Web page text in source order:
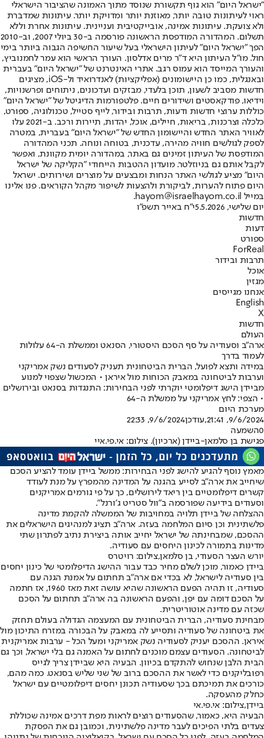
"ישראל היום" הוא גוף תקשורת שנוסד מתוך האמונה שהציבור הישראלי
ראוי לעיתונות טובה יותר, מאוזנת יותר ומדויקת יותר. עיתונות שמדברת
ולא צועקת. עיתונות אמינה, אובייקטיבית ועניינית. עיתונות אחרת וללא
תשלום. המהדורה המודפסת הראשונה פורסמה ב-30 ביולי 2007, וב-2010
הפך "ישראל היום" לעיתון הישראלי בעל שיעור החשיפה הגבוה ביותר בימי
חול. מו"ל העיתון היא ד"ר מרים אדלסון. העורך הראשי הוא עמר לחמנוביץ,
והעורך המייסד הוא עמוס רגב. אתרי האינטרנט של "ישראל היום" בעברית
ובאנגלית, כמו כן היישומונים (אפליקציות) לאנדרואיד ול-iOS, מציגים
חדשות מסביב לשעון, תוכן בלעדי, מבזקים ועדכונים, ניתוחים ופרשנויות,
וידיאו, פודקאסטים ושידורים חיים. פלטפורמות הדיגיטל של "ישראל היום"
כוללות ערוצי חדשות ודעות, תרבות ובידור, לייף סטייל, טכנולוגיה, ספורט,
כלכלה וצרכנות, בריאות, חיילים, אוכל, יהדות, תיירות ורכב. ב-2021 עלו
לאוויר האתר החדש והיישומון החדש של "ישראל היום" בעברית, במטרה
לספק לגולשים חוויה מהירה, עדכנית, בטוחה ונוחה. תכני המהדורה
המודפסת של העיתון זמינים גם באתר, במהדורה יומית מקוונת, ואפשר
לקבל אותם גם בניוזלטר. מועדון ההטבות הייחודי "הקליקה של ישראל
היום" מציע לגולשי האתר הנחות ומבצעים על מוצרים ושירותים. ישראל
היום פתוח להערות, לביקורת ולהצעות לשיפור מקהל הקוראים. פנו אלינו
במייל hayom@israelhayom.co.il.
יום שלישי, 5.5.2026
י"ח באייר תשפ"ו
חדשות
דעות
ספורט
ForReal
תרבות ובידור
אוכל
מגזין
אנחנו מגייסים
English
X
חדשות
העולם
ארה"ב וסעודיה על סף הסכם היסטורי, הסנאט וממשלת ה-64 עלולות
לעמוד בדרך
במידה ותצא לפועל, הברית הביטחונית תעניק לסעודים נשק אמריקני
וערבות לביטחונה במאבק הכוחות מול איראן • המכשול שצפוי למנוע
מביידן הישג דיפלומטי יוקרתי לפני הבחירות: התנגדות בסנאט ובירושלים
• הצפי: לחץ אמריקני על ממשלת ה-64
מערכת היום
9/6/2024, 21:41
,עודכן9/6/2024, 22:33
0השמעה
פגישת בן סלמאן-ביידן (ארכיון). צילום: אי.פי.איי
מאמץ נוסף להגיע להישג לפני הבחירות: ממשל ביידן עומד להציע הסכם
שיחייב את ארה"ב לסייע בהגנה על המדינה מהמפרץ על מנת לעודד
קשרים דיפלומטיים בין ריאד לירושלים, כך על פי גורמים אמריקנים
וסעודים בידיעה שפורסמה ב"וול סטריט ג׳ורנל".
ההצלחה של ביידן תלויה במחויבות של הממשלה להקמת מדינה
פלשתינית וכן סיום המלחמה בעזה. ארה"ב תציג למנהיגים הישראלים את
ההסכם, שמבחינתה של ישראל יחייב אותה ביצירת נתיב לפתרון שתי
מדינות בתמורה לכינון היחסים עם סעודיה.
יורש העצר הסעודי, בן סלמאן,צילום: רויטרס
ביידן כאמור, מוכן לשלם מחיר כבד עבור ההישג הדיפלומטי של כינון יחסים
בין סעודיה לישראל, לא בכדי אם ארה"ב תחתום על אמנת הגנה עם
סעודיה, זו תהיה הפעם הראשונה שהיא עושה זאת מאז 1960, אז חתמה
על הסכם דומה עם יפן, והפעם הראשונה בה ארה"ב תחתום על הסכם
שכזה עם מדינה אוטוריטרית.
מבחינת סעודיה, הברית הביטחונית עם המעצמה הגדולה בעולם תחזק
את ביטחונה של סעודיה ותסייע לה במאבק על הבכורה במזרח התיכון מול
איראן. ההסכם יעניק לסעודיה נשק אמריקני ומעל הכל - ערבות אמריקנית
לביטחונה. הסעודים עצמם מוכנים לחתום על האמנה גם בלי ישראל, וכך גם
הבית הלבן שנחוש להתקדם בכיוון. הבעיה היא שביידן צריך לגייס
רפובליקנים כדי לאשר את ההסכם ברוב של שני שליש בסנאט. כמה מהם,
כורכים את תמיכתם בכך שסעודיה תכונן יחסים דיפלומטיים עם ישראל
כחלק מהעסקה.
ביידן,צילום: אי.פי.אי
הבעיה היא, כאמור, שהסעודים רוצים לראות מפת דרכים אמינה שכוללת
צעדים בלתי הפיכים לעבר מדינה פלשתינית, וכמובן גם את הפסקת